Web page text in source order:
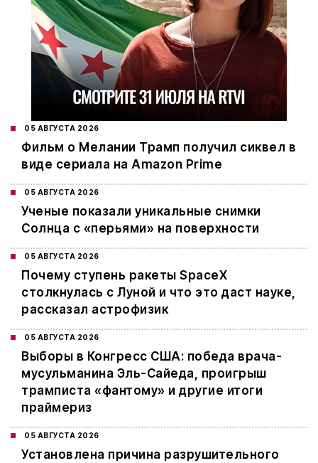
05 АВГУСТА 2026
Фильм о Мелании Трамп получил сиквел в
виде сериала на Amazon Prime
05 АВГУСТА 2026
Ученые показали уникальные снимки
Солнца с «перьями» на поверхности
05 АВГУСТА 2026
Почему ступень ракеты SpaceX
столкнулась с Луной и что это даст науке,
рассказал астрофизик
05 АВГУСТА 2026
Выборы в Конгресс США: победа врача-
мусульманина Эль-Сайеда, проигрыш
трамписта «фантому» и другие итоги
праймериз
05 АВГУСТА 2026
Установлена причина разрушительного